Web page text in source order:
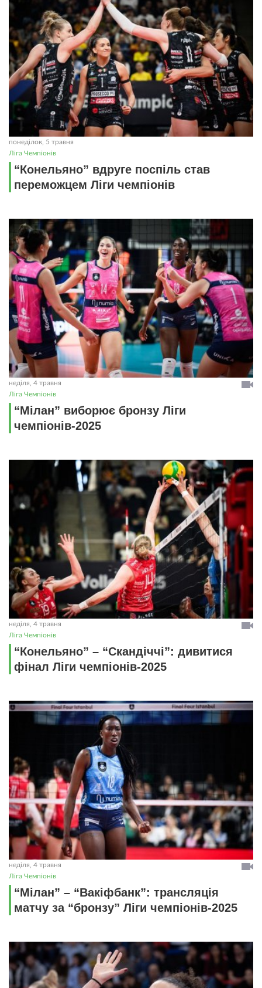
понеділок, 5 травня
Ліга Чемпіонів
“Конельяно” вдруге поспіль став
переможцем Ліги чемпіонів
неділя, 4 травня
Ліга Чемпіонів
“Мілан” виборює бронзу Ліги
чемпіонів-2025
неділя, 4 травня
Ліга Чемпіонів
“Конельяно” – “Скандіччі”: дивитися
фінал Ліги чемпіонів-2025
неділя, 4 травня
Ліга Чемпіонів
“Мілан” – “Вакіфбанк”: трансляція
матчу за “бронзу” Ліги чемпіонів-2025